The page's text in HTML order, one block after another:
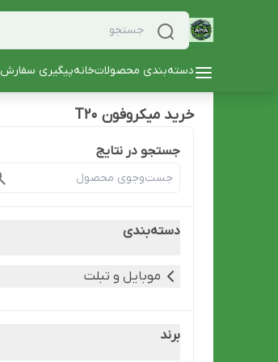
دسته‌بندی محصولاتخانهپیگیری سفارش
خرید میکروفون T20
جستجو در نتایج
دسته‌بندی
موبایل و تبلت
برند